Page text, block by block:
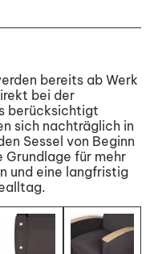
bereits ab Werk
bei der
berücksichtigt
sich nachträglich in
Sessel von Beginn
für mehr
und eine langfristig